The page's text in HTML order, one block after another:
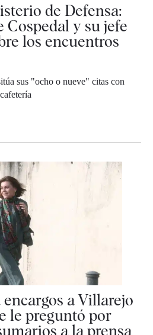
de Defensa:
Cospedal y su jefe
los encuentros
sus "ocho o nueve" citas con
a Villarejo
le preguntó por
a la prensa